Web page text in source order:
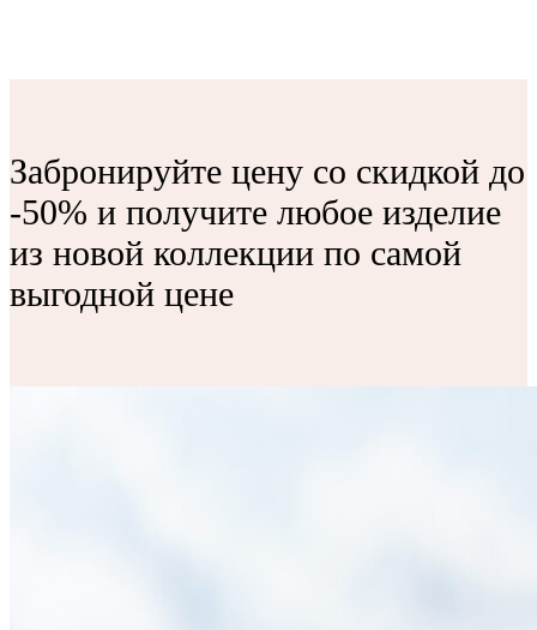
Забронируйте цену со скидкой до
-50% и получите любое изделие
из новой коллекции по самой
выгодной цене